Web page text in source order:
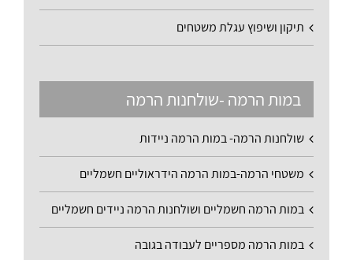
תיקון ושיפוץ עגלת משטחים
במות הרמה -שולחנות הרמה
שולחנות הרמה- במות הרמה ניידות
משטחי הרמה-במות הרמה הידראוליים חשמליים
במות הרמה חשמליים ושולחנות הרמה ניידים חשמליים
במות הרמה מספריים לעבודה בגובה